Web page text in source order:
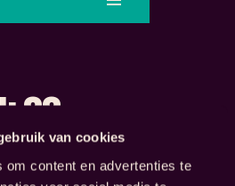
van cookies
om content en advertenties te
bij
99